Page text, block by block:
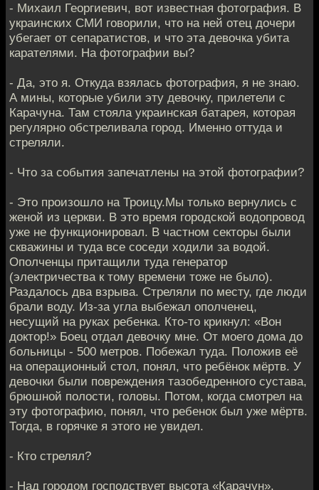
- Михаил Георгиевич, вот известная фотография. В
украинских СМИ говорили, что на ней отец дочери
убегает от сепаратистов, и что эта девочка убита
карателями. На фотографии вы?
- Да, это я. Откуда взялась фотография, я не знаю.
А мины, которые убили эту девочку, прилетели с
Карачуна. Там стояла украинская батарея, которая
регулярно обстреливала город. Именно оттуда и
стреляли.
- Что за события запечатлены на этой фотографии?
- Это произошло на Троицу.Мы только вернулись с
женой из церкви. В это время городской водопровод
уже не функционировал. В частном секторы были
скважины и туда все соседи ходили за водой.
Ополченцы притащили туда генератор
(электричества к тому времени тоже не было).
Раздалось два взрыва. Стреляли по месту, где люди
брали воду. Из-за угла выбежал ополченец,
несущий на руках ребенка. Кто-то крикнул: «Вон
доктор!» Боец отдал девочку мне. От моего дома до
больницы - 500 метров. Побежал туда. Положив её
на операционный стол, понял, что ребёнок мёртв. У
девочки были повреждения тазобедренного сустава,
брюшной полости, головы. Потом, когда смотрел на
эту фотографию, понял, что ребенок был уже мёртв.
Тогда, в горячке я этого не увидел.
- Кто стрелял?
- Над городом господствует высота «Карачун».